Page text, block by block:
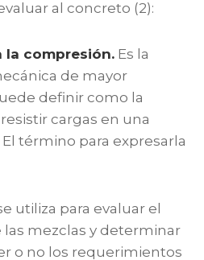
al concreto (2):
la compresión. Es la
de mayor
definir como la
cargas en una
término para expresarla
utiliza para evaluar el
mezclas y determinar
o no los requerimientos